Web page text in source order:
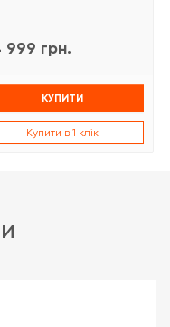
999 грн.
КУПИТИ
Купити в 1 клік